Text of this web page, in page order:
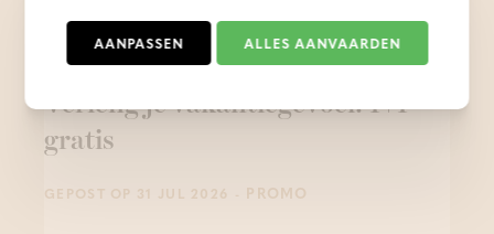
Verleng je vakantiegevoel: 1+1
gratis
GEPOST OP 31 JUL 2026 - PROMO
AANPASSEN ALLES AANVAARDEN